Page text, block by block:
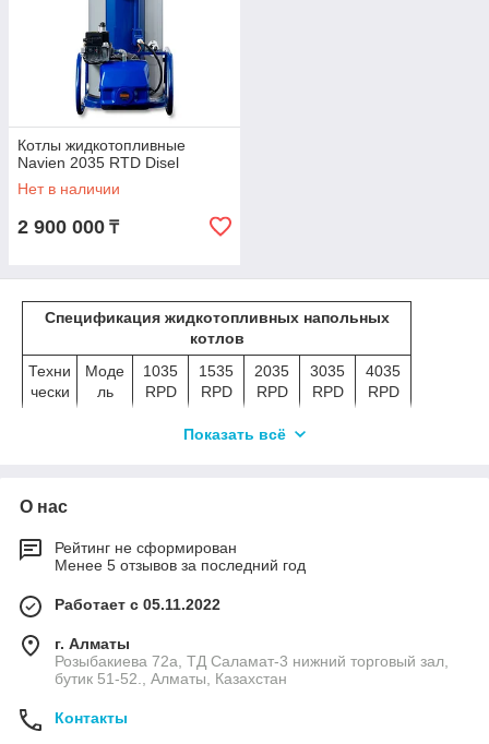
Котлы жидкотопливные
Navien 2035 RTD Disel
Нет в наличии
2 900 000 ₸
Спецификация жидкотопливных напольных
котлов
Техни
чески
Моде
ль
1035
RPD
1535
RPD
2035
RPD
3035
RPD
4035
RPD
Выхо
дная
ость
116,2
Kcal/h
100,0
00
150,0
00
200,0
Эфф
ектив
ность
Номи
нальн
Показать всё
О нас
Рейтинг не сформирован
Менее 5 отзывов за последний год
Работает с 05.11.2022
г. Алматы
Розыбакиева 72а, ТД Саламат-3 нижний торговый зал,
бутик 51-52., Алматы, Казахстан
Контакты